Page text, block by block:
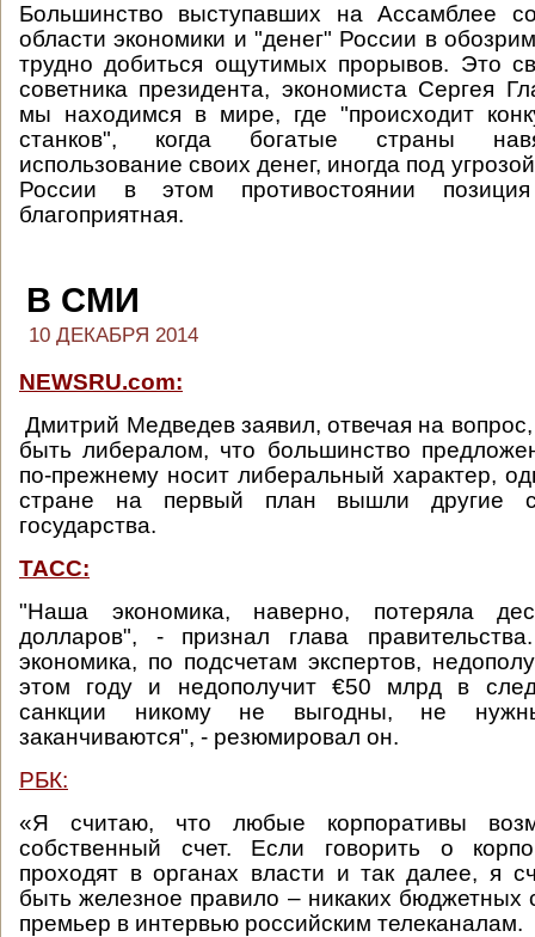
Большинство выступавших на Ассамблее
области экономики и "денег" России в
трудно добиться ощутимых прорывов. Это
советника президента, экономиста Сергея
мы находимся в мире, где "происходит
станков", когда богатые страны
использование своих денег, иногда под
России в этом противостоянии
благоприятная.
В СМИ
10 ДЕКАБРЯ 2014
NEWSRU.com:
Дмитрий Медведев заявил, отвечая на
быть либералом, что большинство
по-прежнему носит либеральный характер,
стране на первый план вышли другие
государства.
ТАСС:
"Наша экономика, наверно, потеряла
долларов", - признал глава
экономика, по подсчетам экспертов,
этом году и недополучит €50 млрд в
санкции никому не выгодны, не
заканчиваются", - резюмировал он.
РБК:
«Я считаю, что любые корпоративы
собственный счет. Если говорить о
проходят в органах власти и так далее, я
быть железное правило – никаких бюджетных
премьер в интервью российским телеканалам.